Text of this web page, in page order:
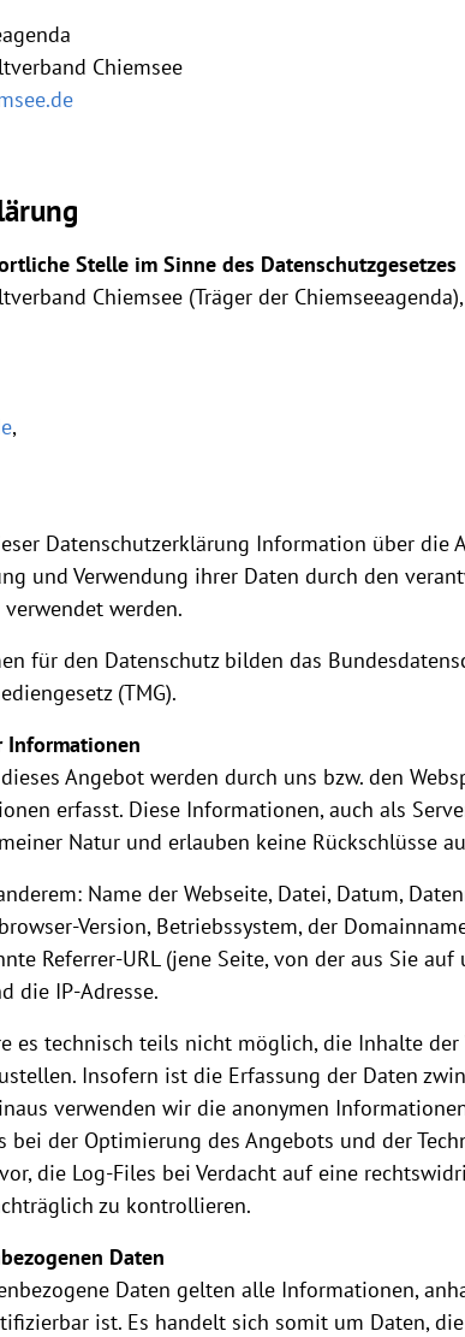
Chiemsee
Stelle im Sinne des Datenschutzgesetzes
Chiemsee (Träger der Chiemseeagenda),
,
Datenschutzerklärung Information über die
und Verwendung ihrer Daten durch den
werden.
für den Datenschutz bilden das
(TMG).
Informationen
Angebot werden durch uns bzw. den
erfasst. Diese Informationen, auch als
Natur und erlauben keine Rückschlüsse
Name der Webseite, Datei, Datum,
Version, Betriebssystem, der
Referrer-URL (jene Seite, von der aus Sie auf
die IP-Adresse.
es technisch teils nicht möglich, die Inhalte der
Insofern ist die Erfassung der Daten
verwenden wir die anonymen
bei der Optimierung des Angebots und der
die Log-Files bei Verdacht auf eine
zu kontrollieren.
Daten
Daten gelten alle Informationen,
ist. Es handelt sich somit um Daten,